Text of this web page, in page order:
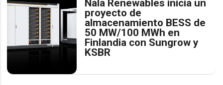
Nala Renewables inicia un
proyecto de
almacenamiento BESS de
50 MW/100 MWh en
Finlandia con Sungrow y
KSBR